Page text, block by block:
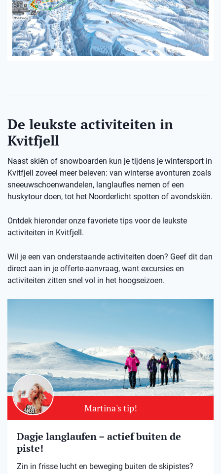
De leukste activiteiten in
Kvitfjell
Naast skiën of snowboarden kun je tijdens je wintersport in
Kvitfjell zoveel meer beleven: van winterse avonturen zoals
sneeuwschoenwandelen, langlaufles nemen of een
huskytour doen, tot het Noorderlicht spotten of avondskiën.
Ontdek hieronder onze favoriete tips voor de leukste
activiteiten in Kvitfjell.
Wil je een van onderstaande activiteiten doen? Geef dit dan
direct aan in je offerte-aanvraag, want excursies en
activiteiten zitten snel vol in het hoogseizoen.
Martina's tip!
Dagje langlaufen – actief buiten de
piste!
Zin in frisse lucht en beweging buiten de skipistes?